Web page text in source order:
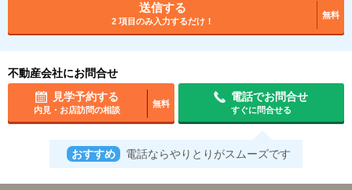
送信する
2 項目のみ入力するだけ！
無料
不動産会社にお問合せ
見学予約する
内見・お店訪問の相談
無料
電話でお問合せ
すぐに問合せる
おすすめ 電話ならやりとりがスムーズです